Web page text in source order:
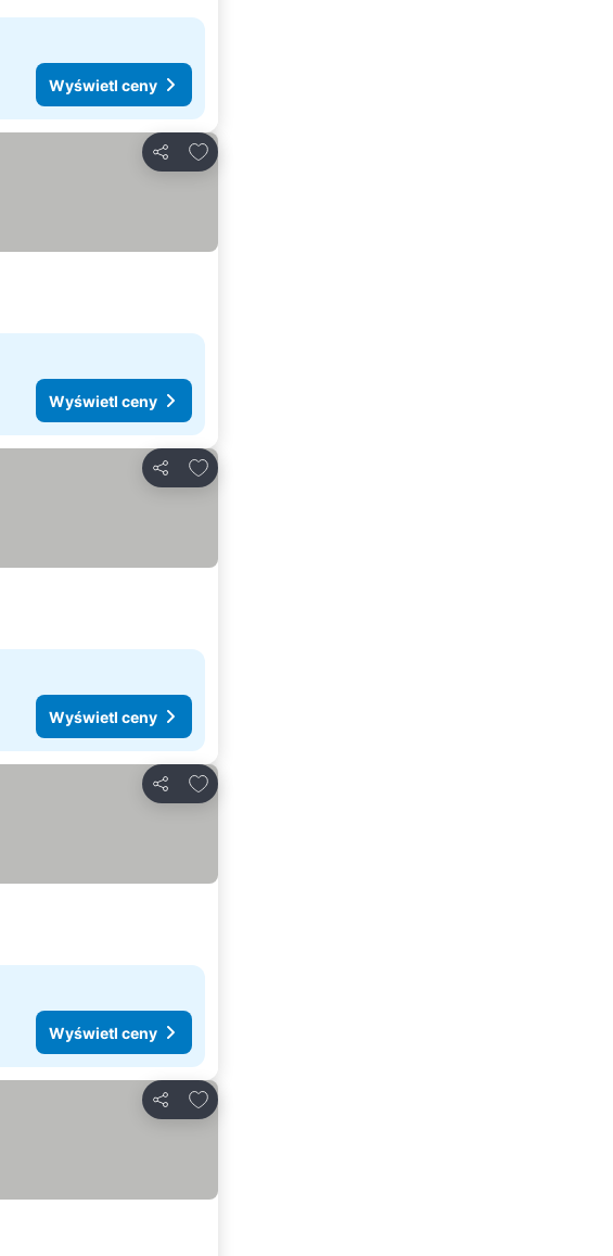
Wyświetl ceny
Udostępnij
Dodaj do ulubionych
Wyświetl ceny
Udostępnij
Dodaj do ulubionych
Wyświetl ceny
Udostępnij
Dodaj do ulubionych
Wyświetl ceny
Udostępnij
Dodaj do ulubionych